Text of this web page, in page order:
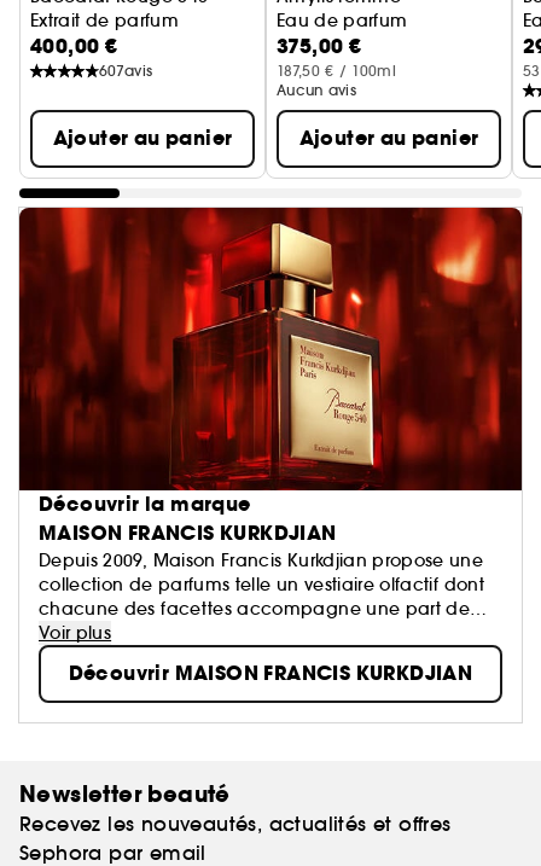
Extrait de parfum
Coffret de voyage
400,00 €
607avis
Ajouter au panier
Eau de parfum
375,00 €
187,50 € / 100ml
Aucun avis
Ajouter au panier
Découvrir la marque
MAISON FRANCIS KURKDJIAN
Depuis 2009, Maison Francis Kurkdjian propose une
collection de parfums telle un vestiaire olfactif dont
chacune des facettes accompagne une part de
nous-mêmes.
Parfumeur contemporain parmi les plus célébrés,
Francis Kurkdjian a imaginé un territoire d'expression
d'un perfectionnisme sensuel et délicat.
Voir plus
Découvrir MAISON FRANCIS KURKDJIAN
Newsletter beauté
Recevez les nouveautés, actualités et offres
Sephora par email